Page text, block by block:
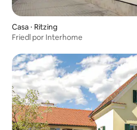
Casa ⋅ Ritzing
Friedl por Interhome